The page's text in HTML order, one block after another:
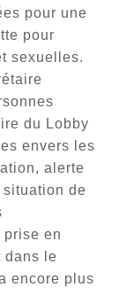
pour une
pour
sexuelles.
du Lobby
envers les
alerte
de
prise en
dans le
encore plus